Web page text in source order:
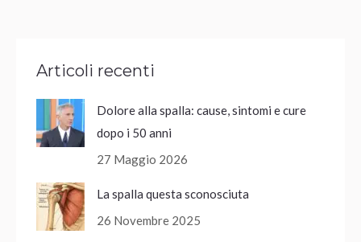
Articoli recenti
Dolore alla spalla: cause, sintomi e cure
dopo i 50 anni
27 Maggio 2026
La spalla questa sconosciuta
26 Novembre 2025